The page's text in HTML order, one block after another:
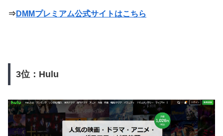
⇒ DMMプレミアム公式サイトはこちら
3位：Hulu